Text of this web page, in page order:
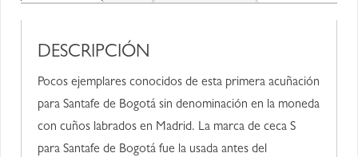
DESCRIPCIÓN
Pocos ejemplares conocidos de esta primera acuñación
para Santafe de Bogotá sin denominación en la moneda
con cuños labrados en Madrid. La marca de ceca S
para Santafe de Bogotá fue la usada antes del